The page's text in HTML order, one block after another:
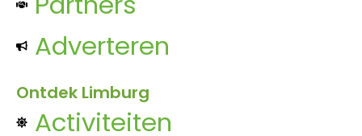
Adverteren
Ontdek Limburg
Activiteiten